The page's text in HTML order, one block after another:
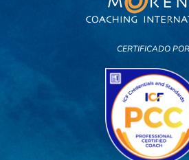
CERTIFICADO